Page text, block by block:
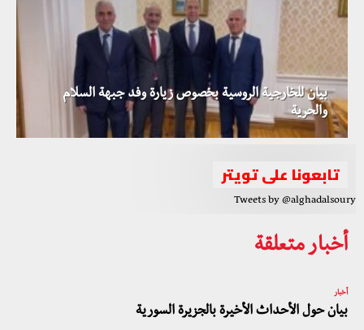
بيان للخارجية الروسية بخصوص زيارة وفد جبهة السلام
والحرية
تابعونا على تويتر
Tweets by @alghadalsoury
أخبار متعلقة
أخبار
بيان حول الأحداث الأخيرة بالجزيرة السورية